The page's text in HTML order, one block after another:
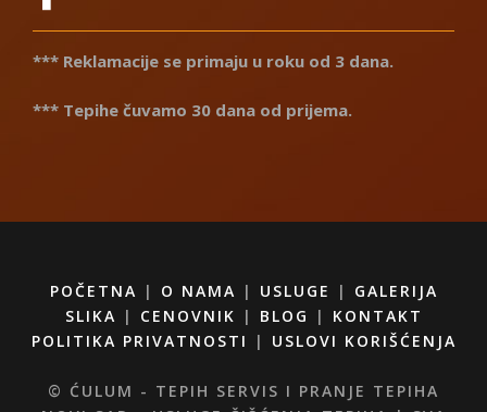
*** Reklamacije se primaju u roku od 3 dana.
*** Tepihe čuvamo 30 dana od prijema.
POČETNA | O NAMA | USLUGE | GALERIJA
SLIKA | CENOVNIK | BLOG | KONTAKT
POLITIKA PRIVATNOSTI
| USLOVI KORIŠĆENJA
© ĆULUM - TEPIH SERVIS I PRANJE TEPIHA